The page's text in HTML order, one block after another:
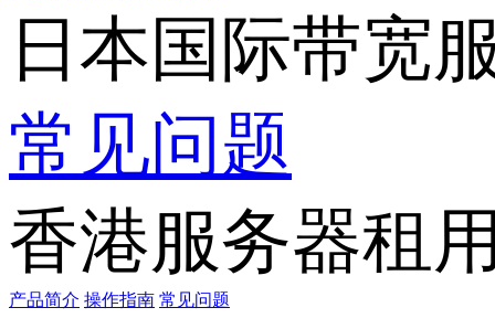
日本国际带宽
常见问题
香港服务器租
产品简介 操作指南 常见问题